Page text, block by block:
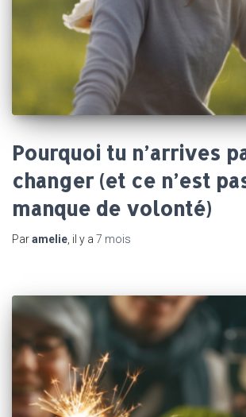
Pourquoi tu n’arrives
changer (et ce n’est
manque de volonté)
Paramelie, il y a 7 mois